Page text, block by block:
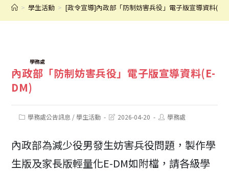
> 學生活動 > [政令宣導]內政部「防制妨害兵役」電子版宣導資料(E-
TAGS:學務處
內政部「防制妨害兵役」電子版宣導資料(E-
DM)
Post學務處公告訊息 / 學生活動
Post2026-04-20
Post學務處
內政部為減少役男發生妨害兵役問題，製作學
生版及家長版輕量化E-DM如附檔，請各級學